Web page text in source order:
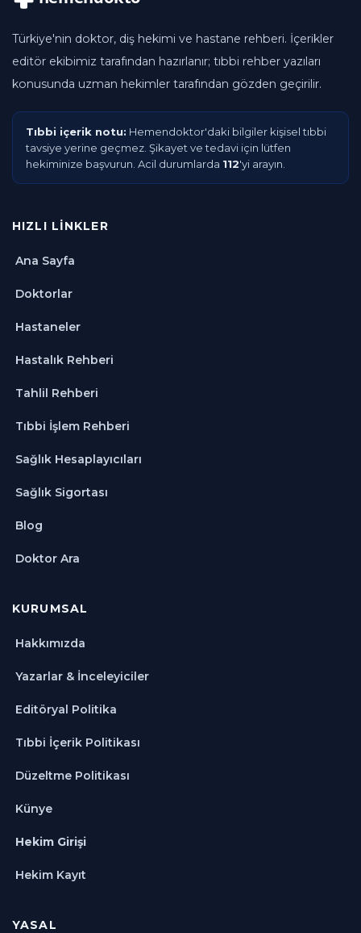
Türkiye'nin doktor, diş hekimi ve hastane rehberi. İçerikler
editör ekibimiz tarafından hazırlanır; tıbbi rehber yazıları
konusunda uzman hekimler tarafından gözden geçirilir.
Tıbbi içerik notu: Hemendoktor'daki bilgiler kişisel tıbbi
tavsiye yerine geçmez. Şikayet ve tedavi için lütfen
hekiminize başvurun. Acil durumlarda 112'yi arayın.
HIZLI LINKLER
Ana Sayfa
Doktorlar
Hastaneler
Hastalık Rehberi
Tahlil Rehberi
Tıbbi İşlem Rehberi
Sağlık Hesaplayıcıları
Sağlık Sigortası
Blog
Doktor Ara
KURUMSAL
Hakkımızda
Yazarlar & İnceleyiciler
Editöryal Politika
Tıbbi İçerik Politikası
Düzeltme Politikası
Künye
Hekim Girişi
Hekim Kayıt
YASAL